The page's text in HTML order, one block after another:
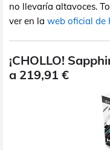
no llevaría altavoces.
ver en la web oficial de
¡CHOLLO!
a 219,91 €